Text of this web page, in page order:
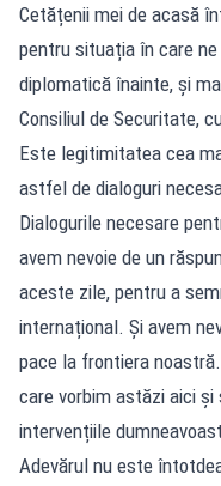
Cetățenii mei de acasă
pentru situația în care
diplomatică înainte, și
Consiliul de Securitate,
Este legitimitatea cea
astfel de dialoguri
Dialogurile necesare
avem nevoie de un
aceste zile, pentru a
internațional. Și avem
pace la frontiera
care vorbim astăzi aici
intervențiile
Adevărul nu este